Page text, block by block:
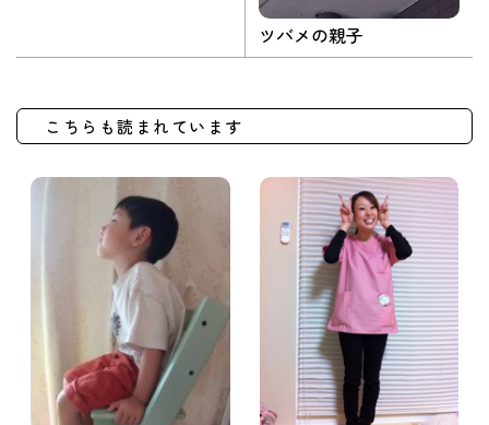
ツバメの親子
こちらも読まれています